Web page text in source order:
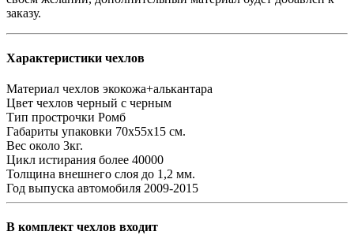
заказу.
Характеристики чехлов
Материал чехлов экокожа+алькантара
Цвет чехлов черный с черным
Тип прострочки Ромб
Габариты упаковки 70х55х15 см.
Вес около 3кг.
Цикл истирания более 40000
Толщина внешнего слоя до 1,2 мм.
Год выпуска автомобиля 2009-2015
В комплект чехлов входит